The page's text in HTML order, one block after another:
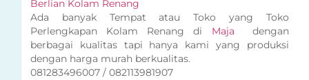
Berlian Kolam Renang
Ada banyak Tempat atau Toko yang Toko
Perlengkapan Kolam Renang di Maja dengan
berbagai kualitas tapi hanya kami yang produksi
dengan harga murah berkualitas.
081283496007 / 082113981907